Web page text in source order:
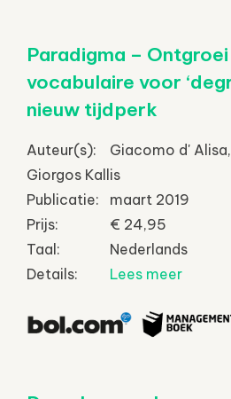
Paradigma –
vocabulaire voor
nieuw tijdperk
Auteur(s):
Giacomo d'
Giorgos Kallis
Publicatie:
maart 2019
Prijs:
€ 24,95
Taal:
Nederlands
Details:
Lees meer